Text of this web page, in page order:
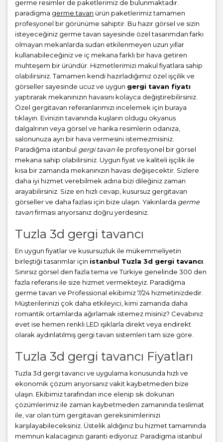
germe resimler de paketlerimiz de bulunmaktadır.
paradigma germe tavan ürün paketlerimiz tamamen
profesyonel bir görünüme sahiptir. Bu hazır görsel ve sizin
isteyeceğiniz germe tavan sayesinde özel tasarımdan farkı
olmayan mekanlarda sudan etkilenmeyen uzun yıllar
kullanabileceğiniz ve iç mekana farklı bir hava getiren
muhteşem bir üründür. Hizmetlerimizi makul fiyatlara sahip
olabilirsiniz. Tamamen kendi hazırladığımız özel işçilik ve
görseller sayesinde ucuz ve uygun gergi tavan fiyatı
yaptırarak mekanınızın havasını kolayca değiştirebilirsiniz.
Özel gergitavan referanlarımızı incelemek için buraya
tıklayın. Evinizin tavanında kuşların oldugu okyanus
dalgalrının veya görsel ve harika resimlerin odanıza,
salonunuza ayrı bir hava vermesini istemezmisiniz.
Paradiğma istanbul gergi tavan ile profesyonel bir görsel
mekana sahip olabilirsiniz. Uygun fiyat ve kaliteli işçilik ile
kısa bir zamanda mekanınızın havası değişecektir. Sizlere
daha iyi hizmet verebilmek adına bizi dileğiniz zaman
arayabilirsiniz. Size en hızlı cevap, kusursuz gergitavan
görseller ve daha fazlası için bize ulaşın. Yakınlarda germe
tavanfirması arıyorsanız doğru yerdesiniz.
Tuzla 3d gergi tavancı
En uygun fiyatlar ve kusursuzluk ile mükemmeliyetin
birleştiği tasarımlar için istanbul Tuzla 3d gergi tavancı
Sınırsız görsel den fazla tema ve Türkiye genelinde 300 den
fazla referans ile size hizmet vermekteyiz. Paradiğma
germe tavan ve Professional ekibimiz 7/24 hizmetinizdedir.
Müşterilerinizi çok daha etkileyici, kimi zamanda daha
romantik ortamlarda ağırlamak istemez misiniz? Cevabınız
evet ise hemen renkli LED ışıklarla direkt veya endirekt
olarak aydınlatılmış gergi tavan sistemleri tam size göre.
Tuzla 3d gergi tavancı Fiyatları
Tuzla 3d gergi tavancı ve uygulama konusunda hızlı ve
ekonomik çözüm arıyorsanız vakit kaybetmeden bize
ulaşın. Ekibimiz tarafından ince elenip sık dokunan
çözümlerimiz ile zaman kaybetmeden zamanında teslimat
ile, var olan tüm gergitavan gereksinimlerinizi
karşılayabileceksiniz. Üstelik aldığınız bu hizmet tamamında
memnun kalacagınızı garanti ediyoruz. Paradigma istanbul